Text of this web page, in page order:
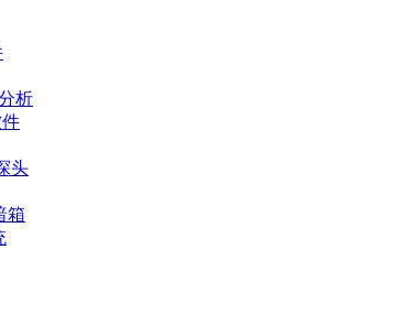
析
头
箱